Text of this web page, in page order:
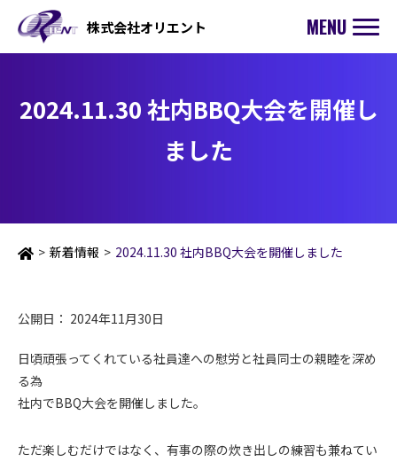
MENU
株式会社オリエント
2024.11.30 社内BBQ大会を開催し
ました
> 新着情報 > 2024.11.30 社内BBQ大会を開催しました
公開日： 2024年11月30日
日頃頑張ってくれている社員達への慰労と社員同士の親睦を深め
る為
社内でBBQ大会を開催しました。
ただ楽しむだけではなく、有事の際の炊き出しの練習も兼ねてい